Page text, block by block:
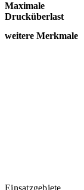
Maximale
Drucküberlast
weitere Merkmale